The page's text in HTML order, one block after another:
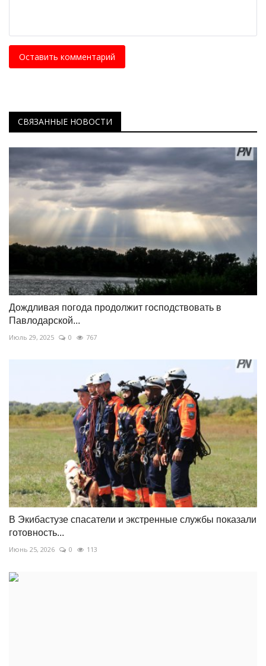
Оставить комментарий
СВЯЗАННЫЕ НОВОСТИ
Дождливая погода продолжит господствовать в
Павлодарской...
Июль 29, 2025 0 767
В Экибастузе спасатели и экстренные службы показали
готовность...
Июнь 25, 2026 0 113